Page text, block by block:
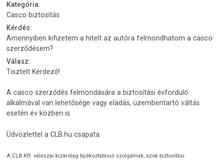
Kategória:
Casco biztosítás
Kérdés:
Amennyiben kifizetem a hitelt az autóra felmondhatom a casco
szerződésem?
Válasz:
Tisztelt Kérdező!
A casco szerződés felmondására a biztosítási évforduló
alkalmával van lehetősége vagy eladás, üzembentartó váltás
esetén év közben is.
Üdvözlettel a CLB.hu csapata
A CLB Kft. válaszai kizárólag tájékoztatásul szolgálnak, azok biztosítási